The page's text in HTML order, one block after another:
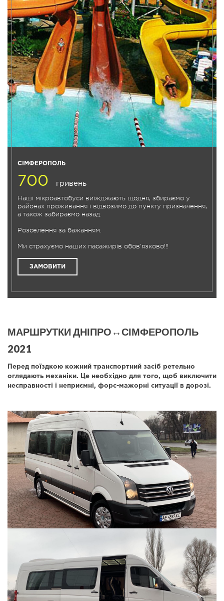
СІМФЕРОПОЛЬ
700 гривень
Наші мікроавтобуси виїжджають щодня, збираємо у
районах проживання і відвозимо до пункту призначення,
а також забираємо назад.
Розселення за бажанням.
Ми страхуємо наших пасажирів обов'язково!!!
ЗАМОВИТИ
МАРШРУТКИ ДНІПРО↔СІМФЕРОПОЛЬ
2021
Перед поїздкою кожний транспортний засіб ретельно
оглядають механіки. Це необхідно для того, щоб виключити
несправності і неприємні, форс-мажорні ситуації в дорозі.